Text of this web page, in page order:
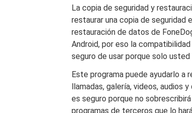
La copia de seguridad y
restaurar una copia de seguridad
restauración de datos de
Android, por eso la
seguro de usar porque solo
Este programa puede ayudarlo a
llamadas, galería, videos, audios
es seguro porque no
programas de terceros que lo